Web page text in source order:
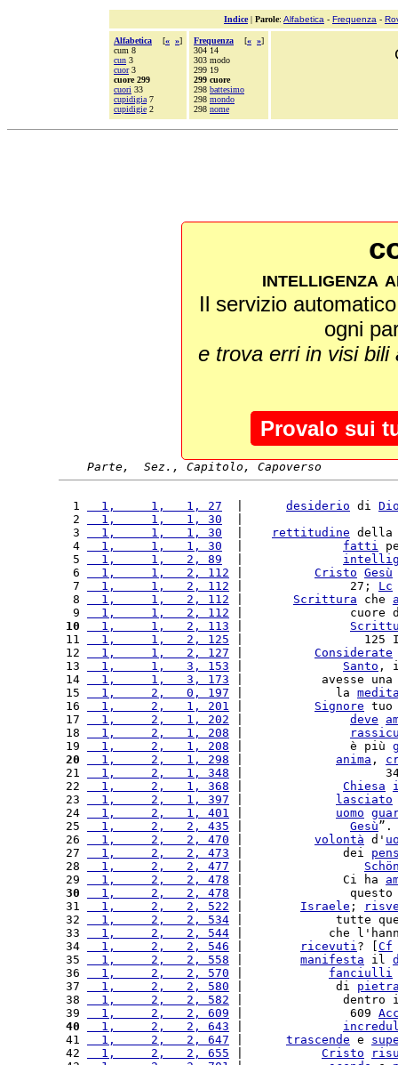
Indice| Parole: Alfabetica - Frequenza -
Alfabetica [« »]
cum 8
cun 3
cuor3
cuore 299
cuori 33
cupidigia 7
cupidigie 2
Frequenza [« »]
304 14
303 modo
299 19
299 cuore
298 battesimo
298 mondo
298 nome
intelligenza
Il servizio
ogni
e trova erri in visi
Provalo sui
Parte,  Sez., Capitolo, Capoverso
  1
  1,     1,   1, 27
desiderio di
  2
  1,     1,   1, 30
  3
  1,     1,   1, 30
rettitudine della
  4
  1,     1,   1, 30
fatti
  5
  1,     1,   2, 89
  6
  1,     1,   2, 112
Cristo Gesù
  7
  1,     1,   2, 112
|               27; Lc
  8
  1,     1,   2, 112
Scrittura che
  9
  1,     1,   2, 112
|               cuore
10
  1,     1,   2, 113
11
  1,     1,   2, 125
|                 125
12
  1,     1,   2, 127
Considerate
13
  1,     1,   3, 153
Santo ,
14
  1,     1,   3, 173
|           avesse
15
  1,     2,   0, 197
|             la
16
  1,     2,   1, 201
Signore
17
  1,     2,   1, 202
deve
18
  1,     2,   1, 208
19
  1,     2,   1, 208
|               è più
20
  1,     2,   1, 298
anima ,
21
  1,     2,   1, 348
|
22
  1,     2,   1, 368
Chiesa
23
  1,     2,   1, 397
lasciato
24
  1,     2,   1, 401
uomo
25
  1,     2,   2, 435
Gesù”.
26
  1,     2,   2, 470
volontà d'
27
  1,     2,   2, 473
|              dei
28
  1,     2,   2, 477
29
  1,     2,   2, 478
|              Ci ha
30
  1,     2,   2, 478
|
31
  1,     2,   2, 522
Israele ;
32
  1,     2,   2, 534
|             tutte
33
  1,     2,   2, 544
|            che
34
  1,     2,   2, 546
ricevuti? [ Cf
35
  1,     2,   2, 558
manifesta il
36
  1,     2,   2, 570
fanciulli
37
  1,     2,   2, 580
|             di
38
  1,     2,   2, 582
|              dentro
39
  1,     2,   2, 609
|               609
40
  1,     2,   2, 643
41
  1,     2,   2, 647
trascende e
42
  1,     2,   2, 655
Cristo